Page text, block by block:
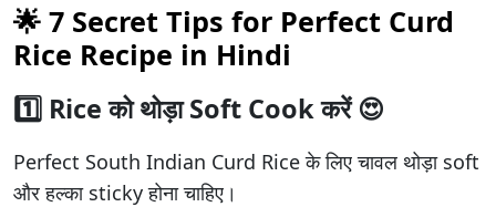
🌟 7 Secret Tips for Perfect Curd
Rice Recipe in Hindi
1️⃣ Rice को थोड़ा Soft Cook करें 😍
Perfect South Indian Curd Rice के लिए चावल थोड़ा soft
और हल्का sticky होना चाहिए।